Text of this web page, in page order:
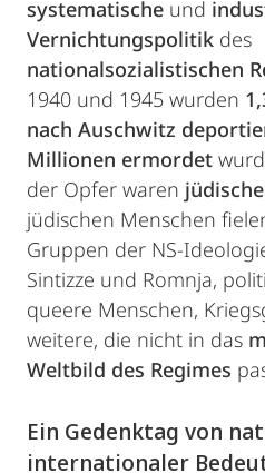
systematische und
Vernichtungspolitik des
nationalsozialistischen
1940 und 1945 wurden
nach Auschwitz
Millionen ermordet
der Opfer waren
jüdischen Menschen
Gruppen der NS-
Sintizze und Romnja,
queere Menschen,
weitere, die nicht in das
Weltbild des Regimes
Ein Gedenktag von
internationaler